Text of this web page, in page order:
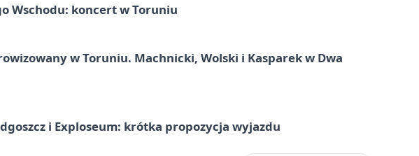
Wschodu: koncert w Toruniu
w Toruniu. Machnicki, Wolski i Kasparek w Dwa
i Exploseum: krótka propozycja wyjazdu